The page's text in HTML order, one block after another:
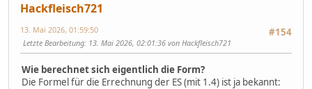
Hackfleisch721
#154
13. Mai 2026, 01:59:50
Letzte Bearbeitung: 13. Mai 2026, 02:01:36 von Hackfleisch721
Wie berechnet sich eigentlich die Form?
Die Formel für die Errechnung der ES (mit 1.4) ist ja bekannt: